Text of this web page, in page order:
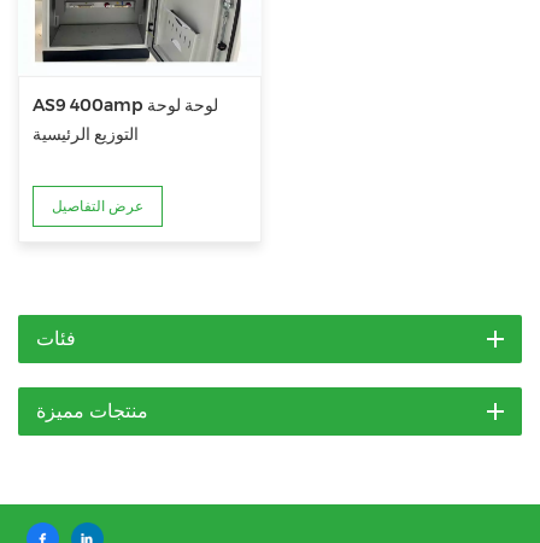
AS9 400amp لوحة لوحة
التوزيع الرئيسية
عرض التفاصيل
فئات
منتجات مميزة